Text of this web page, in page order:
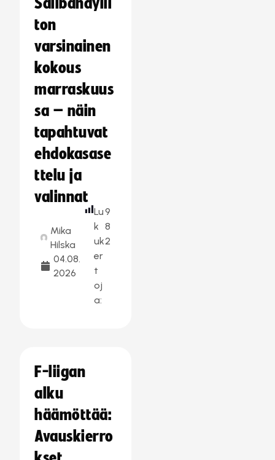
Salibandylii
ton
varsinainen
kokous
marraskuus
sa – näin
tapahtuvat
ehdokasase
ttelu ja
valinnat
Mika
Hilska
04.08.
2026
Lu
k
uk
er
t
oj
a:
9
8
2
F-liigan
alku
häämöttää:
Avauskierro